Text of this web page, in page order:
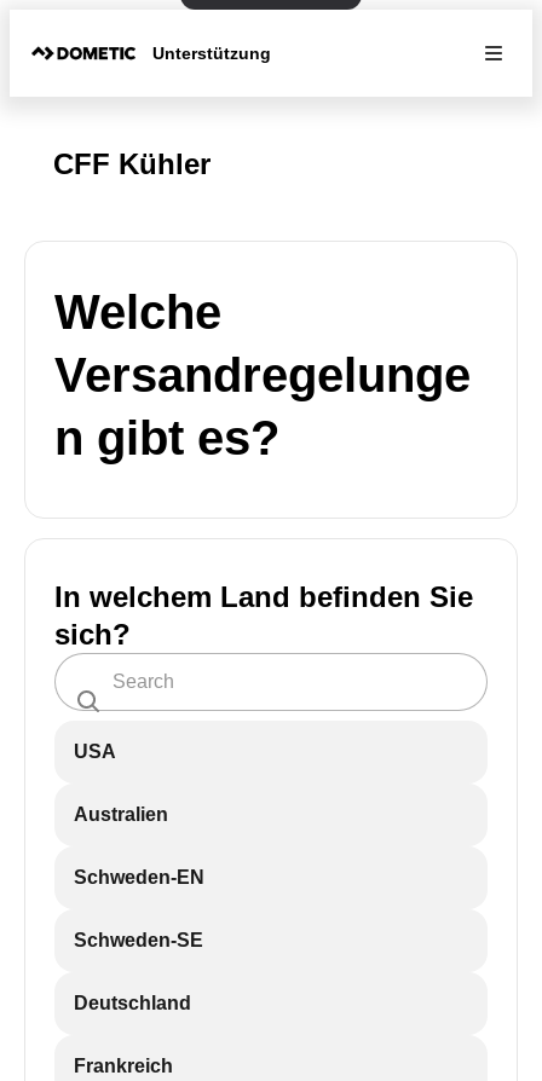
Unterstützung
CFF Kühler
Welche
Versandregelunge
n gibt es?
In welchem Land befinden Sie
sich?
USA
Australien
Schweden-EN
Schweden-SE
Deutschland
Frankreich